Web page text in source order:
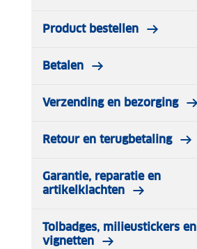
Product bestellen
Betalen
Verzending en bezorging
Retour en terugbetaling
Garantie, reparatie en
artikelklachten
Tolbadges, milieustickers en
vignetten